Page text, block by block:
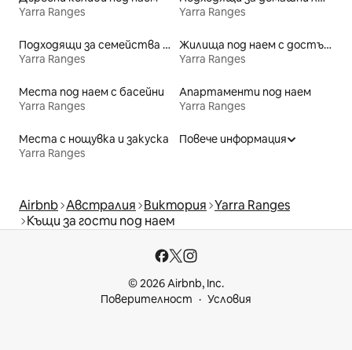
Yarra Ranges
Yarra Ranges
Подходящи за семейства места под наем
Yarra Ranges
Жилища под наем с достъп до езеро
Yarra Ranges
Места под наем с басейни
Yarra Ranges
Апартаменти под наем
Yarra Ranges
Места с нощувка и закуска
Yarra Ranges
Повече информация
Airbnb Австралия Виктория Yarra Ranges
Къщи за гости под наем
© 2026 Airbnb, Inc.
Поверителност
Условия